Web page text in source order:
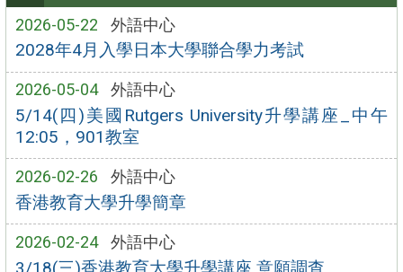
2026-05-22 外語中心
2028年4月入學日本大學聯合學力考試
2026-05-04 外語中心
5/14(四)美國Rutgers University升學講座_中午
12:05，901教室
2026-02-26 外語中心
香港教育大學升學簡章
2026-02-24 外語中心
3/18(三)香港教育大學升學講座 意願調查